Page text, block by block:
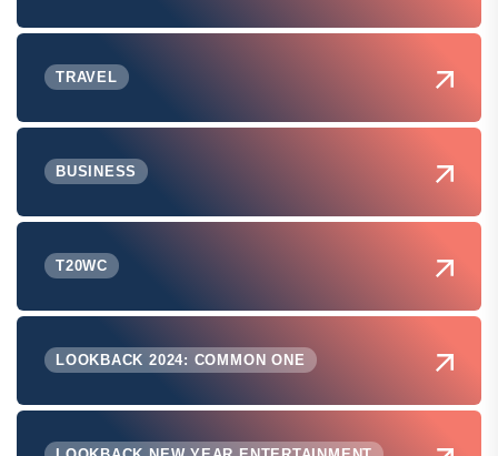
TRAVEL
BUSINESS
T20WC
LOOKBACK 2024: COMMON ONE